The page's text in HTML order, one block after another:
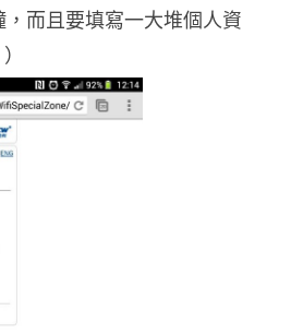
而且要填寫一大堆個人資